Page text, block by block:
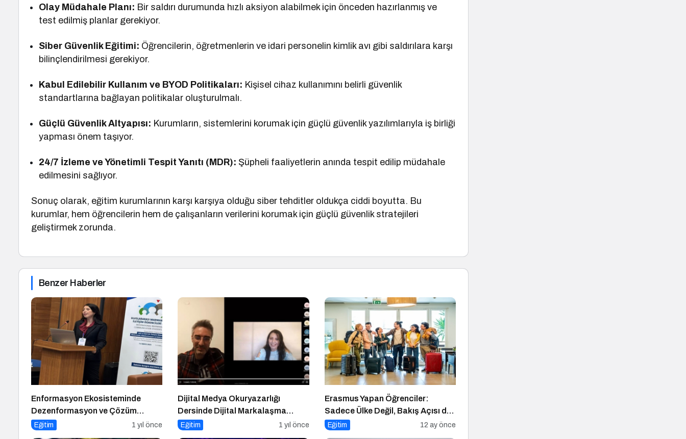
Olay Müdahale Planı: Bir saldırı durumunda hızlı aksiyon alabilmek için önceden hazırlanmış ve
test edilmiş planlar gerekiyor.
Siber Güvenlik Eğitimi: Öğrencilerin, öğretmenlerin ve idari personelin kimlik avı gibi saldırılara karşı
bilinçlendirilmesi gerekiyor.
Kabul Edilebilir Kullanım ve BYOD Politikaları: Kişisel cihaz kullanımını belirli güvenlik
standartlarına bağlayan politikalar oluşturulmalı.
Güçlü Güvenlik Altyapısı: Kurumların, sistemlerini korumak için güçlü güvenlik yazılımlarıyla iş birliği
yapması önem taşıyor.
24/7 İzleme ve Yönetimli Tespit Yanıtı (MDR): Şüpheli faaliyetlerin anında tespit edilip müdahale
edilmesini sağlıyor.
Sonuç olarak, eğitim kurumlarının karşı karşıya olduğu siber tehditler oldukça ciddi boyutta. Bu
kurumlar, hem öğrencilerin hem de çalışanların verilerini korumak için güçlü güvenlik stratejileri
geliştirmek zorunda.
Benzer Haberler
Enformasyon Ekosisteminde
Dezenformasyon ve Çözüm
Arayışları
Eğitim 1 yıl önce
Dijital Medya Okuryazarlığı
Dersinde Dijital Markalaşma
Konuşuldu
Eğitim 1 yıl önce
Erasmus Yapan Öğrenciler:
Sadece Ülke Değil, Bakış Açısı da
Değişiyor
Eğitim 12 ay önce